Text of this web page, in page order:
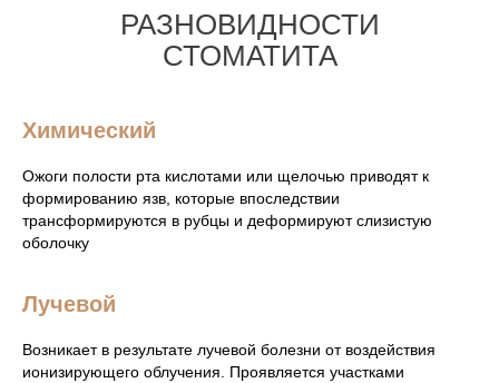
РАЗНОВИДНОСТИ
СТОМАТИТА
Химический
Ожоги полости рта кислотами или щелочью приводят к
формированию язв, которые впоследствии
трансформируются в рубцы и деформируют слизистую
оболочку
Лучевой
Возникает в результате лучевой болезни от воздействия
ионизирующего облучения. Проявляется участками